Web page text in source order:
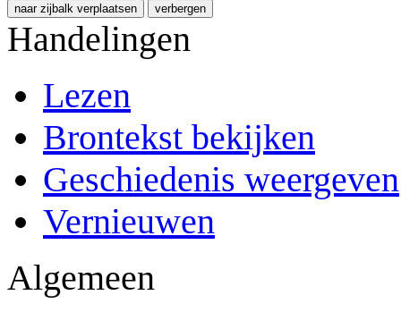
naar zijbalk verplaatsen verbergen
Handelingen
Lezen
Brontekst bekijken
Geschiedenis weergeven
Vernieuwen
Algemeen